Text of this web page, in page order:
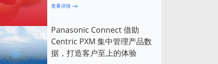
查看详情
Panasonic Connect 借助
Centric PXM 集中管理产品数
据，打造客户至上的体验